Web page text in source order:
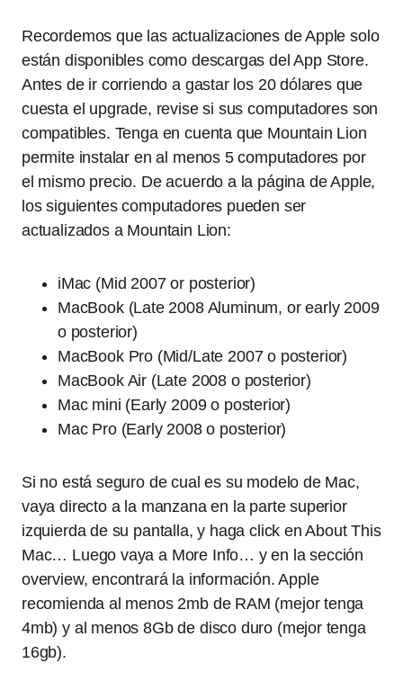
Recordemos que las actualizaciones de Apple solo
están disponibles como descargas del App Store.
Antes de ir corriendo a gastar los 20 dólares que
cuesta el upgrade, revise si sus computadores son
compatibles. Tenga en cuenta que Mountain Lion
permite instalar en al menos 5 computadores por
el mismo precio. De acuerdo a la página de Apple,
los siguientes computadores pueden ser
actualizados a Mountain Lion:
iMac (Mid 2007 or posterior)
MacBook (Late 2008 Aluminum, or early 2009
o posterior)
MacBook Pro (Mid/Late 2007 o posterior)
MacBook Air (Late 2008 o posterior)
Mac mini (Early 2009 o posterior)
Mac Pro (Early 2008 o posterior)
Si no está seguro de cual es su modelo de Mac,
vaya directo a la manzana en la parte superior
izquierda de su pantalla, y haga click en About This
Mac… Luego vaya a More Info… y en la sección
overview, encontrará la información. Apple
recomienda al menos 2mb de RAM (mejor tenga
4mb) y al menos 8Gb de disco duro (mejor tenga
16gb).